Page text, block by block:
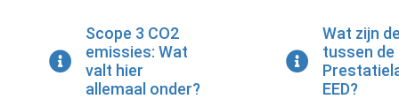
Scope 3 CO2
emissies: Wat
valt hier
allemaal onder?
Wat zijn
tussen de
EED?
te